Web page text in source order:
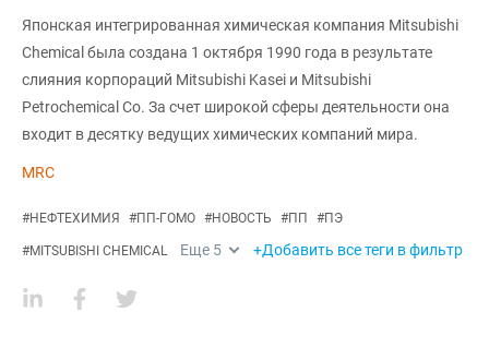
Японская интегрированная химическая компания Mitsubishi
Chemical была создана 1 октября 1990 года в результате
слияния корпораций Mitsubishi Kasei и Mitsubishi
Petrochemical Co. За счет широкой сферы деятельности она
входит в десятку ведущих химических компаний мира.
MRC
#НЕФТЕХИМИЯ #ПП-ГОМО #НОВОСТЬ #ПП #ПЭ
#MITSUBISHI CHEMICAL Еще 5 +Добавить все теги в фильтр